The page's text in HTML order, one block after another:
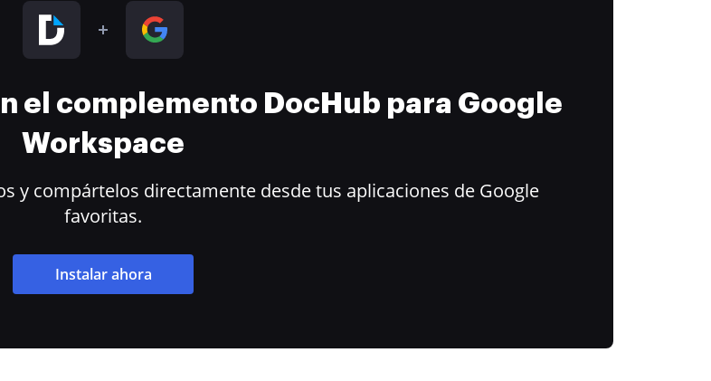
el complemento DocHub para Google
Workspace
y compártelos directamente desde tus aplicaciones de Google
favoritas.
Instalar ahora